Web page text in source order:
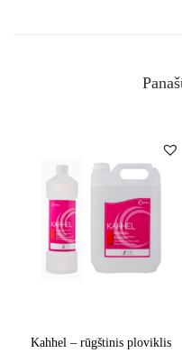
Kahhel – rūgštinis ploviklis